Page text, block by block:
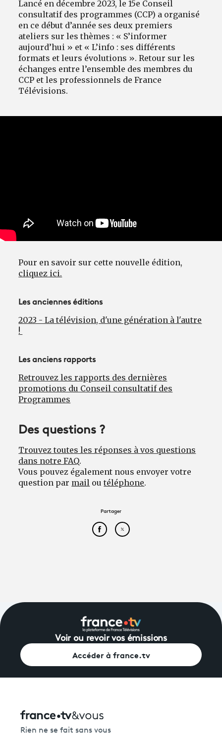
Lancé en décembre 2023, le 15e Conseil
consultatif des programmes (CCP) a organisé
en ce début d’année ses deux premiers
ateliers sur les thèmes : « S’informer
aujourd’hui » et « L’info : ses différents
formats et leurs évolutions ». Retour sur les
échanges entre l’ensemble des membres du
CCP et les professionnels de France
Télévisions.
Pour en savoir sur cette nouvelle édition,
cliquez ici.
Les anciennes éditions
2023 - La télévision, d'une génération à l'autre
!
Les anciens rapports
Retrouvez les rapports des dernières
promotions du Conseil consultatif des
Programmes
Des questions ?
Trouvez toutes les réponses à vos questions
dans notre FAQ.
Vous pouvez également nous envoyer votre
question par mail outéléphone.
Partager
Partager cet article sur
Partager cet article sur
Voir ou revoir vos émissions
Accéder à france.tv
Rien ne se fait sans vous